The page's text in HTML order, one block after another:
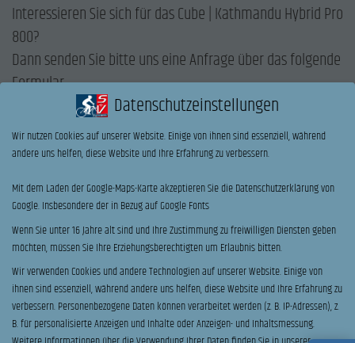
Interessieren Sie sich für das Cube | Kathmandu Hybrid Pro
800?
Dann senden Sie bitte uns eine Anfrage über das folgende
Formular.
Oder rufen uns direkt an.
ANRUF
Name
Vorname
Nachname
Ihre Nachricht an uns:
Datenschutzeinstellungen
Wir nutzen Cookies auf unserer Website. Einige von ihnen sind essenziell, während
andere uns helfen, diese Website und Ihre Erfahrung zu verbessern.
Mit dem Laden der Google-Maps-Karte akzeptieren Sie die Datenschutzerklärung von
Google. Insbesondere der in Bezug auf Google Fonts
Wenn Sie unter 16 Jahre alt sind und Ihre Zustimmung zu freiwilligen Diensten geben
möchten, müssen Sie Ihre Erziehungsberechtigten um Erlaubnis bitten.
Wir verwenden Cookies und andere Technologien auf unserer Website. Einige von
ihnen sind essenziell, während andere uns helfen, diese Website und Ihre Erfahrung zu
verbessern.Personenbezogene Daten können verarbeitet werden (z. B. IP-Adressen), z.
B. für personalisierte Anzeigen und Inhalte oder Anzeigen- und Inhaltsmessung.